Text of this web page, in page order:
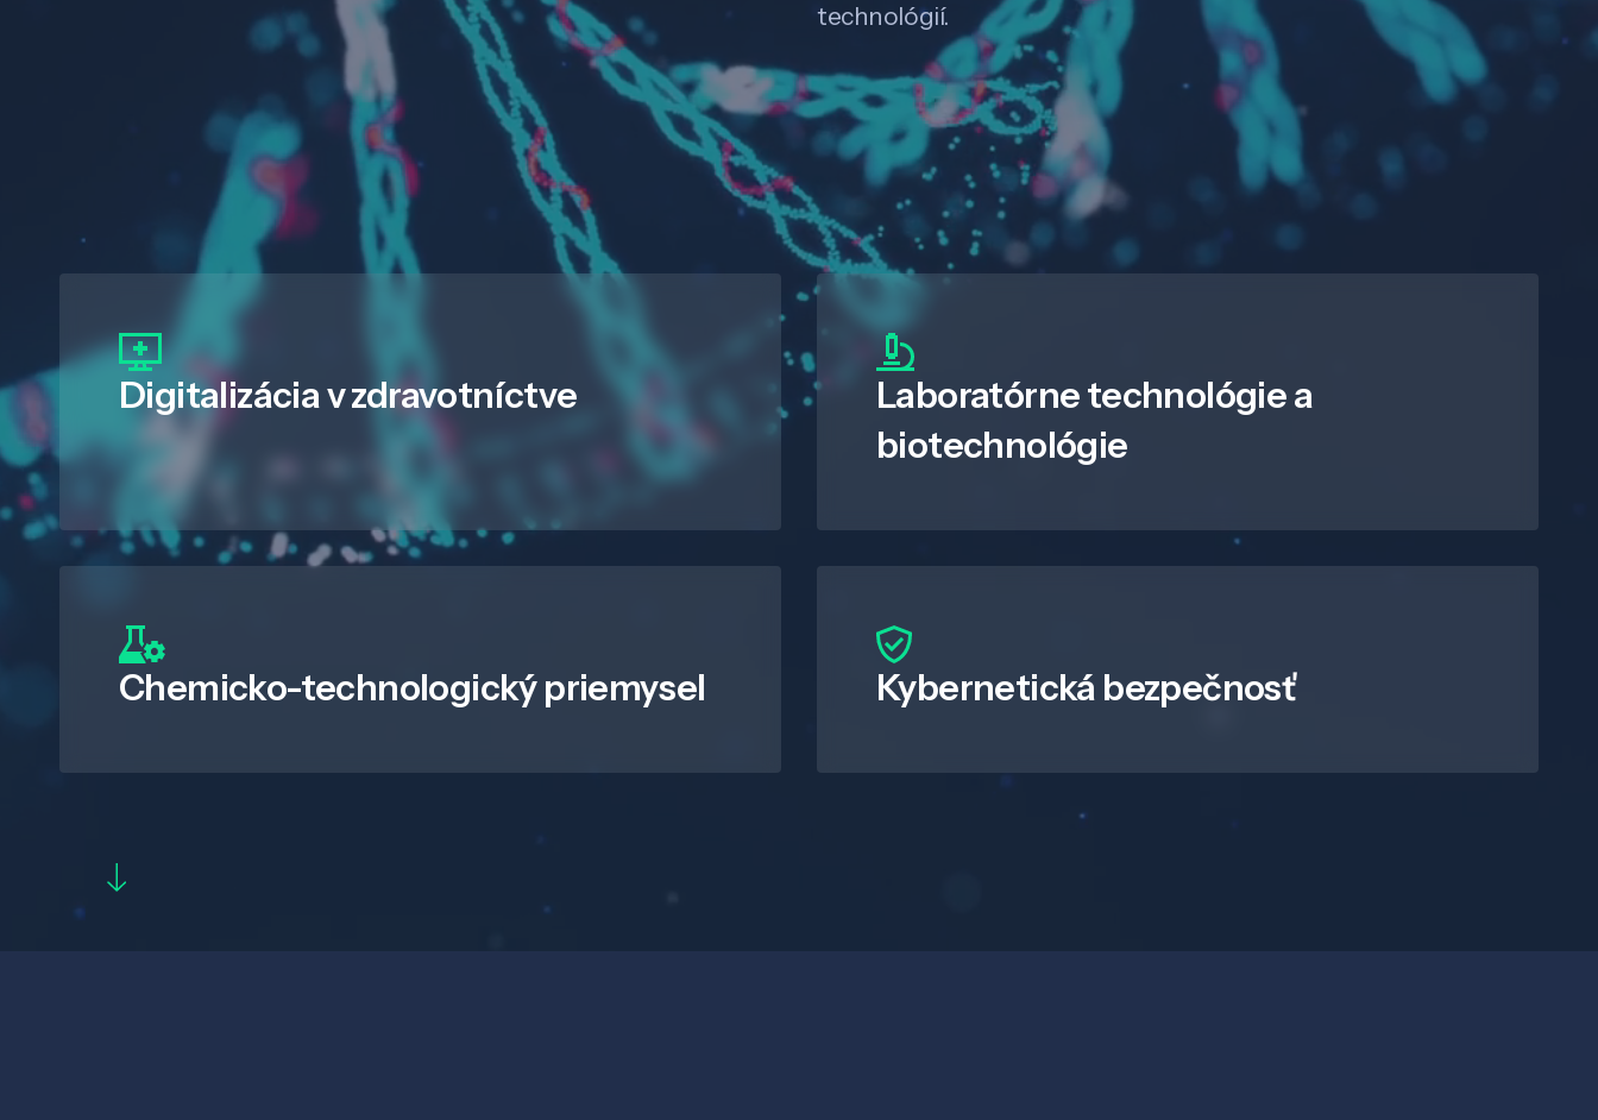
technológií.
Digitalizáciav zdravotníctve
Laboratórne technológie a
biotechnológie
Chemicko-technologický priemysel Kybernetická bezpečnosť